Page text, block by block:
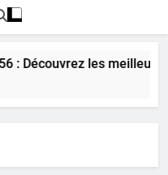
: Découvrez les